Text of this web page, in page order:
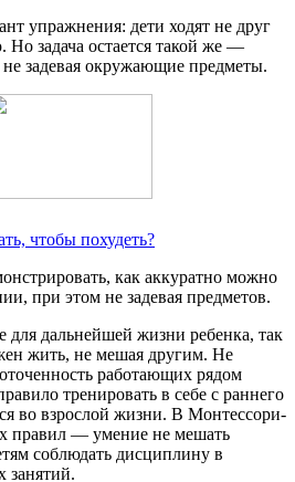
упражнения: дети ходят не друг
Но задача остается такой же —
не задевая окружающие предметы.
чтобы похудеть?
как аккуратно можно
при этом не задевая предметов.
для дальнейшей жизни ребенка, так
жить, не мешая другим. Не
работающих рядом
тренировать в себе с раннего
во взрослой жизни. В Монтессори-
правил — умение не мешать
соблюдать дисциплину в
занятий.